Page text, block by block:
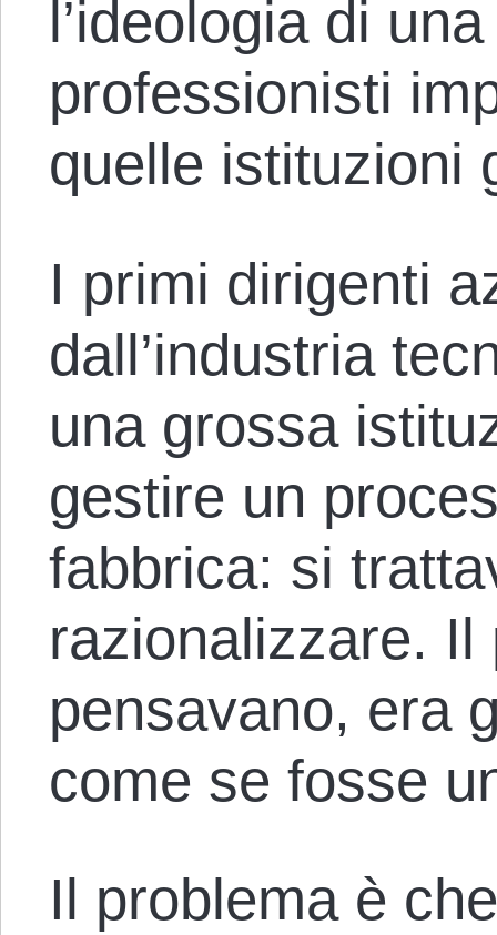
l’ideologia di
professionisti
quelle istituzioni
I primi dirigenti
dall’industria
una grossa
gestire un
fabbrica: si
razionalizzare.
pensavano, era
come se fosse
Il problema è